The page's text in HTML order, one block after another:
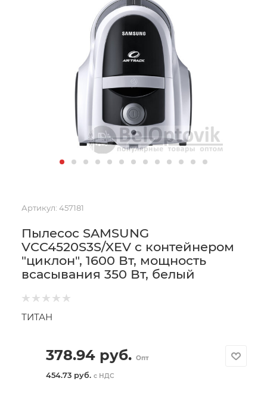
Артикул: 457181
Пылесос SAMSUNG
VCC4520S3S/XEV с контейнером
"циклон", 1600 Вт, мощность
всасывания 350 Вт, белый
ТИТАН
378.94руб. Опт
454.73 руб. с НДС